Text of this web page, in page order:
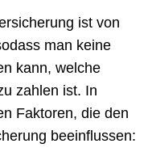
ist von
man keine
kann, welche
zahlen ist. In
Faktoren, die den
beeinflussen: